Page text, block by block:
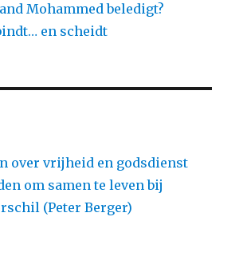
Mohammed beledigt?
en scheidt
over vrijheid en godsdienst
om samen te leven bij
(Peter Berger)